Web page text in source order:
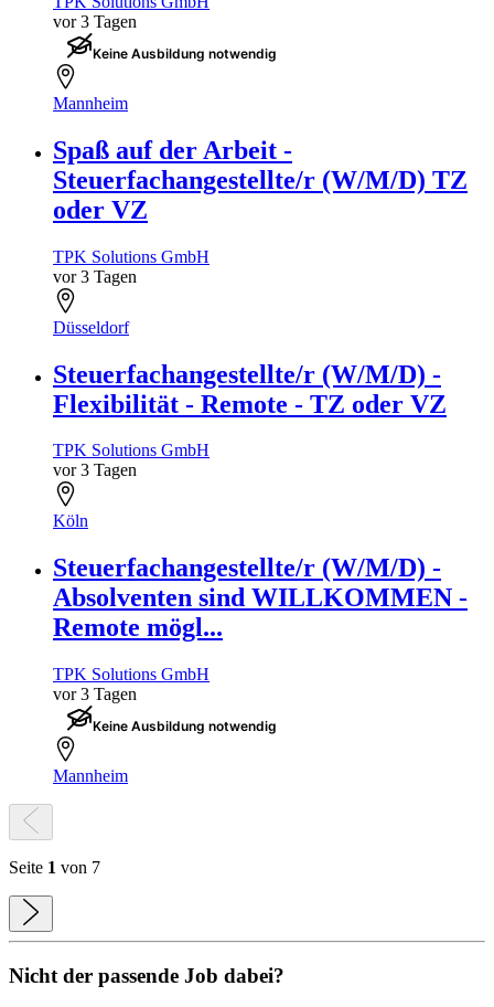
vor 3 Tagen
Keine Ausbildung notwendig
Mannheim
Spaß auf der Arbeit -
Steuerfachangestellte/r (W/M/D) TZ
oder VZ
TPK Solutions GmbH
vor 3 Tagen
Düsseldorf
Steuerfachangestellte/r (W/M/D) -
Flexibilität - Remote - TZ oder VZ
TPK Solutions GmbH
vor 3 Tagen
Köln
Steuerfachangestellte/r (W/M/D) -
Absolventen sind WILLKOMMEN -
Remote mögl...
TPK Solutions GmbH
vor 3 Tagen
Keine Ausbildung notwendig
Mannheim
Seite 1 von 7
Nicht der passende Job dabei?